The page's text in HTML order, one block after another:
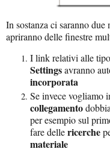
In sostanza ci saranno
apriranno delle finestre
I link relativi alle
Settingsavranno
incorporata
Se invece vogliamo
collegamento
per esempio sul
fare dellericerche
materiale